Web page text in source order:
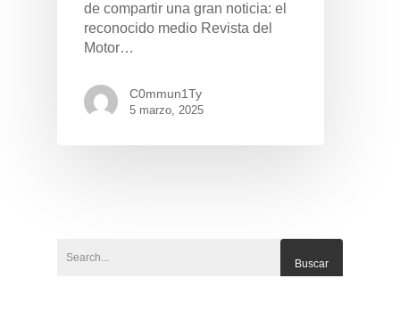
de compartir una gran noticia: el
reconocido medio Revista del
Motor…
C0mmun1Ty
5 marzo, 2025